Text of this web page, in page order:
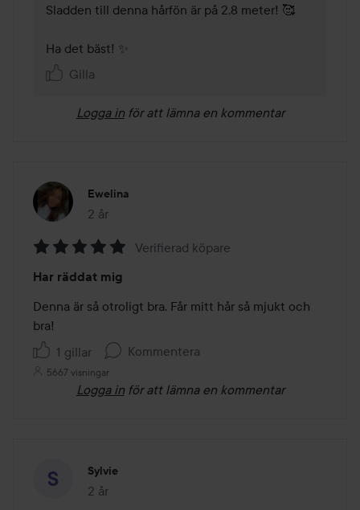
Sladden till denna hårfön är på 2,8 meter! 🥰
Ha det bäst! ✨
Gilla
Logga in för att lämna en kommentar
Ewelina
2 år
Inlägget skapades 2 år
5
av
5
Verifierad köpare
Har räddat mig
Denna är så otroligt bra. Får mitt hår så mjukt och
bra!
1 gillar
Kommentera
5667 visningar
Logga in för att lämna en kommentar
Sylvie
2 år
Inlägget skapades 2 år